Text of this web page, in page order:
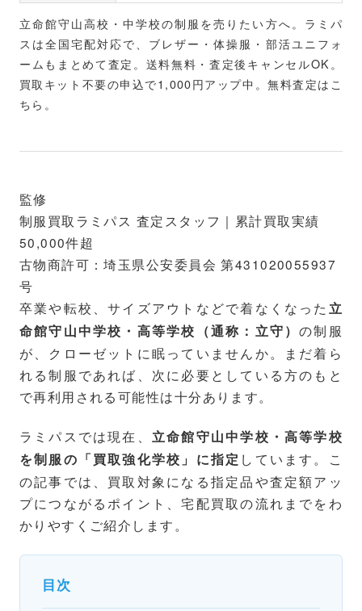
立命館守山高校・中学校の制服を売りたい方へ。ラミパ
スは全国宅配対応で、ブレザー・体操服・部活ユニフォ
ームもまとめて査定。送料無料・査定後キャンセルOK。
買取キット不要の申込で1,000円アップ中。無料査定はこ
ちら。
監修
制服買取ラミパス 査定スタッフ｜累計買取実績
50,000件超
古物商許可：埼玉県公安委員会 第431020055937
号
卒業や転校、サイズアウトなどで着なくなった 立
命館守山中学校・高等学校（通称：立守）の制服
が、クローゼットに眠っていませんか。まだ着ら
れる制服であれば、次に必要としている方のもと
で再利用される可能性は十分あります。
ラミパスでは現在、 立命館守山中学校・高等学校
を制服の「買取強化学校」に指定 しています。こ
の記事では、買取対象になる指定品や査定額アッ
プにつながるポイント、宅配買取の流れまでをわ
かりやすくご紹介します。
目次